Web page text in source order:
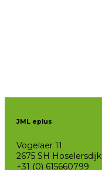
JML eplus
Vogelaer 11
2675 SH Hoselersdijk
+31 (0) 615660799